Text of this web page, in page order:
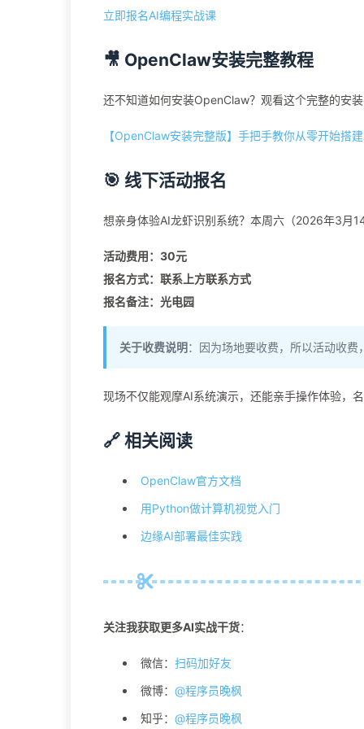
立即报名AI编程实战课
🎥 OpenClaw安装完整教程
还不知道如何安装OpenClaw？观看这个完整的安
【OpenClaw安装完整版】手把手教你从零开始搭
🎯 线下活动报名
想亲身体验AI龙虾识别系统？本周六（2026年3月
活动费用：30元
报名方式：联系上方联系方式
报名备注：光电园
关于收费说明：因为场地要收费，所以活动收
现场不仅能观摩AI系统演示，还能亲手操作体验，
🔗 相关阅读
OpenClaw官方文档
用Python做计算机视觉入门
边缘AI部署最佳实践
关注我获取更多AI实战干货：
微信： 扫码加好友
微博： @程序员晚枫
知乎： @程序员晚枫